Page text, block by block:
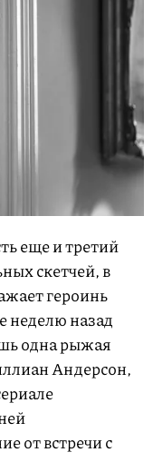
еще и третий
скетчей, в
героинь
неделю назад
одна рыжая
Андерсон,
от встречи с